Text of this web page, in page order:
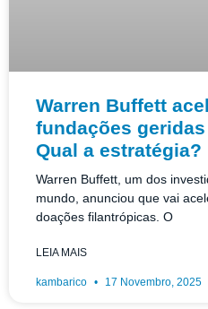
Warren Buffett
fundações
Qual a estratégia?
Warren Buffett, um dos
mundo, anunciou que vai
doações filantrópicas. O
LEIA MAIS
kambarico 17 Novembro, 2025